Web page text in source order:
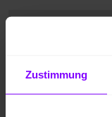
Zustimmung